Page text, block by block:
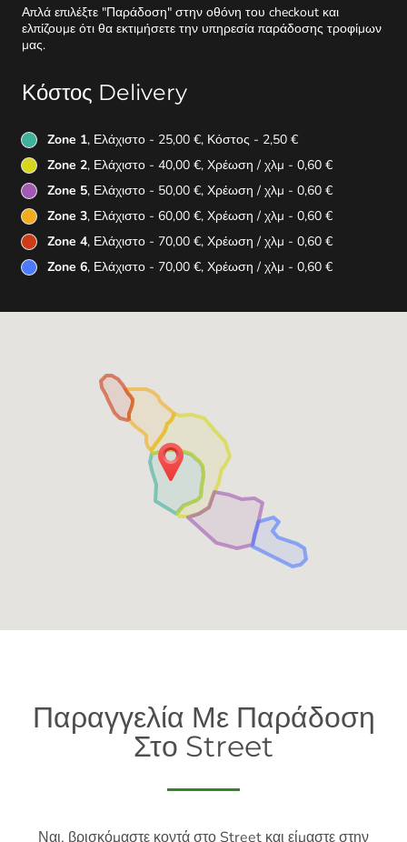
Απλά επιλέξτε "Παράδοση" στην οθόνη του checkout και
ελπίζουμε ότι θα εκτιμήσετε την υπηρεσία παράδοσης τροφίμων
μας.
Κόστος Delivery
Zone 1, Ελάχιστο - 25,00 €, Κόστος - 2,50 €
Zone 2, Ελάχιστο - 40,00 €, Χρέωση / χλμ - 0,60 €
Zone 5, Ελάχιστο - 50,00 €, Χρέωση / χλμ - 0,60 €
Zone 3, Ελάχιστο - 60,00 €, Χρέωση / χλμ - 0,60 €
Zone 4, Ελάχιστο - 70,00 €, Χρέωση / χλμ - 0,60 €
Zone 6, Ελάχιστο - 70,00 €, Χρέωση / χλμ - 0,60 €
Παραγγελία Με Παράδοση
Στο Street
Ναι, βρισκόμαστε κοντά στο Street και είμαστε στην